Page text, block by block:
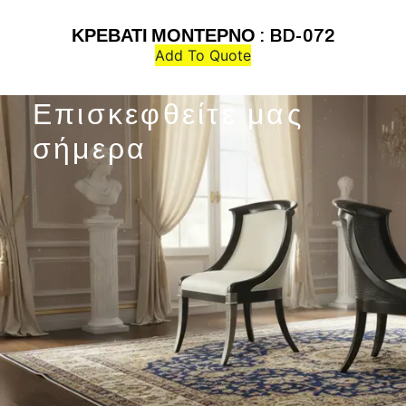
ΚΡΕΒΑΤΙ ΜΟΝΤΕΡΝΟ : BD-072
Add To Quote
Επισκεφθείτε μας
σήμερα